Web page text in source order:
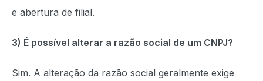
e abertura de filial.
3) É possível alterar a razão social de um CNPJ?
Sim. A alteração da razão social geralmente exige